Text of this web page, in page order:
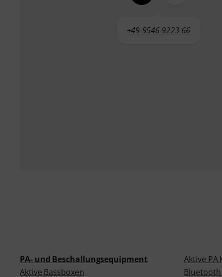
+49-9546-9223-66
PA- und Beschallungsequipment
Aktive Bassboxen
Aktive